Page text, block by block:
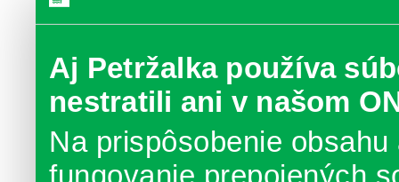
Aj Petržalka používa
nestratili ani v našom
Na prispôsobenie